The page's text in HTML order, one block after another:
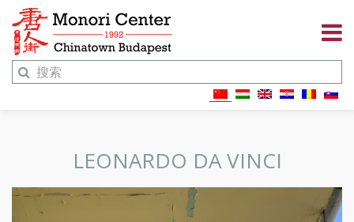
LEONARDO DA VINCI